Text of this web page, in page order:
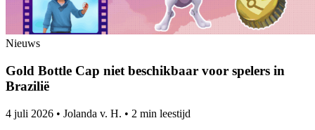
Nieuws
Gold Bottle Cap niet beschikbaar voor spelers in
Brazilië
4 juli 2026 • Jolanda v. H. • 2 min leestijd